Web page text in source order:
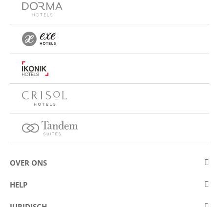
OVER ONS
Over Eurostars Hotel Company
HELP
Contact opnemen